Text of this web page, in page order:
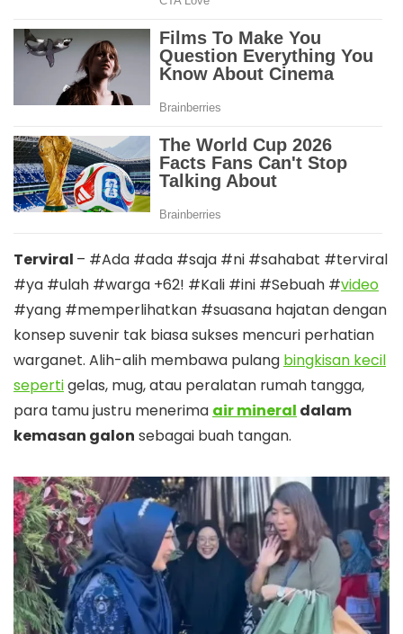
Terviral – #Ada #ada #saja #ni #sahabat #terviral
#ya #ulah #warga +62! #Kali #ini #Sebuah #video
#yang #memperlihatkan #suasana hajatan dengan
konsep suvenir tak biasa sukses mencuri perhatian
warganet. Alih-alih membawa pulang bingkisan kecil
sepertigelas, mug, atau peralatan rumah tangga,
para tamu justru menerima air mineral dalam
kemasan galon sebagai buah tangan.